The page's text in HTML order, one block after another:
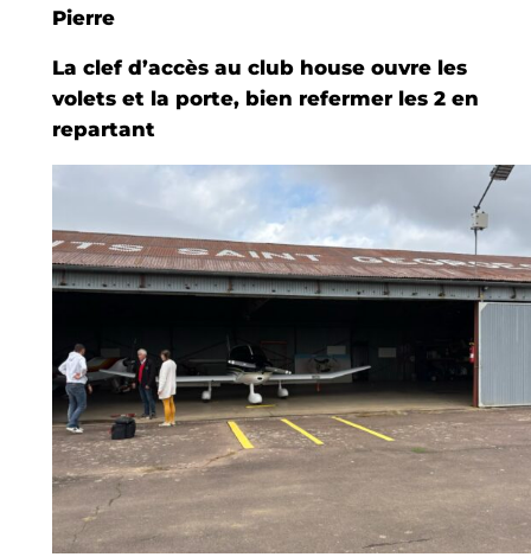
Pierre
La clef d’accès au club house ouvre les
volets et la porte, bien refermer les 2 en
repartant